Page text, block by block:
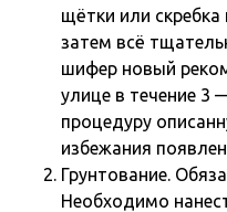
щётки или скребка
затем всё
шифер новый
улице в течение 3
процедуру
избежания
Грунтование.
Необходимо